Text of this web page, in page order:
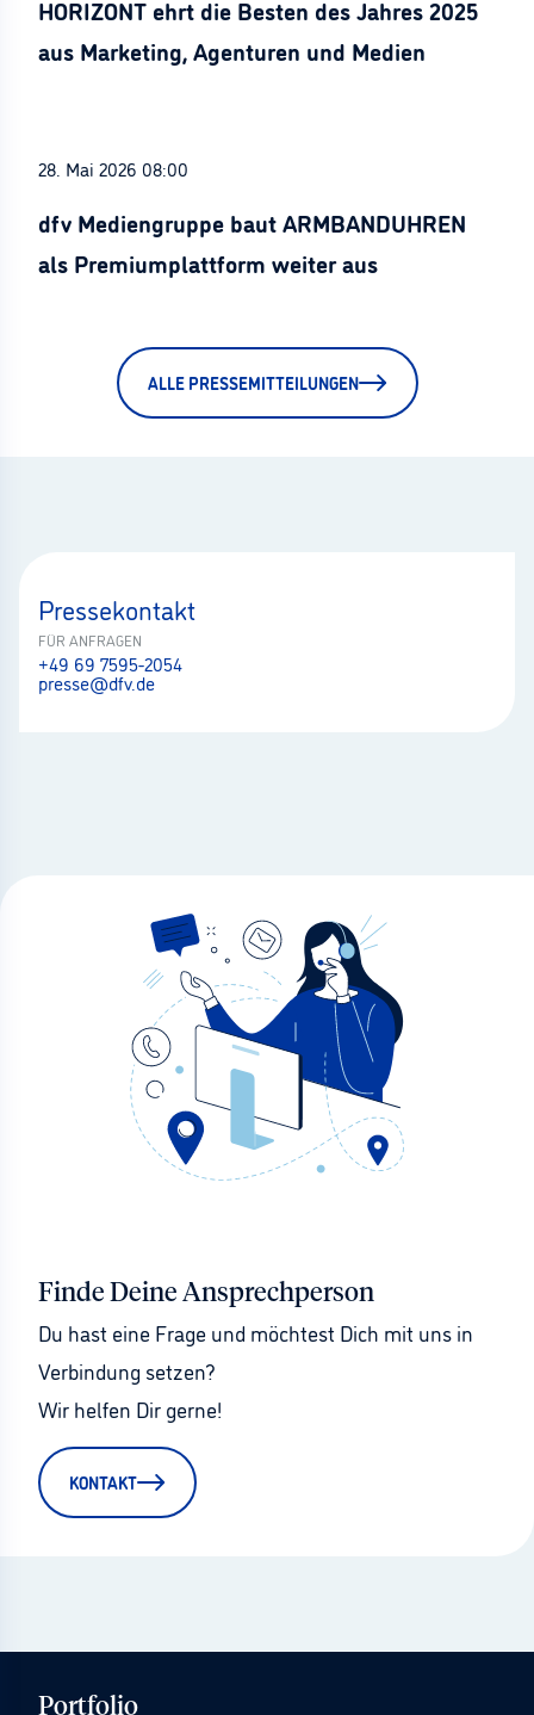
HORIZONT ehrt die Besten des Jahres 2025
aus Marketing, Agenturen und Medien
28. Mai 2026 08:00
dfv Mediengruppe baut ARMBANDUHREN
als Premiumplattform weiter aus
ALLE PRESSEMITTEILUNGEN
Pressekontakt
FÜR ANFRAGEN
+49 69 7595-2054
presse@dfv.de
Finde Deine Ansprechperson
Du hast eine Frage und möchtest Dich mit uns in
Verbindung setzen?
Wir helfen Dir gerne!
KONTAKT
Portfolio